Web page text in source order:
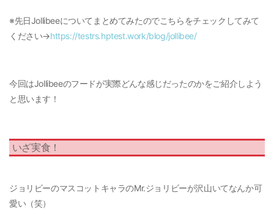
※先日Jollibeeについてまとめてみたのでこちらをチェックしてみて
ください→https://testrs.hptest.work/blog/jollibee/
今回はJollibeeのフードが実際どんな感じだったのかをご紹介しよう
と思います！
いざ実食！
ジョリビーのマスコットキャラのMr.ジョリビーが沢山いてなんか可
愛い（笑）